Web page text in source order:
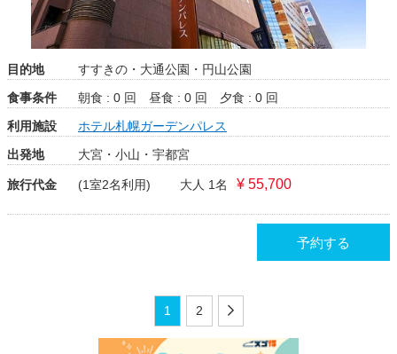
目的地
すすきの・大通公園・円山公園
食事条件
朝食 : 0 回 昼食 : 0 回
夕食 : 0 回
利用施設
ホテル札幌ガーデンパレス
出発地
大宮・小山・宇都宮
旅行代金 (1室2名利用) 大人 1名 ¥ 55,700
予約する
1 2